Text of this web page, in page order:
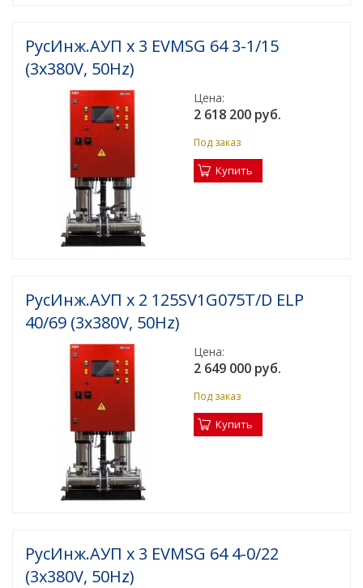
РусИнж.АУП х 3 EVMSG 64 3-1/15
(3x380V, 50Hz)
Цена:
2 618 200 руб.
Под заказ
Купить
РусИнж.АУП х 2 125SV1G075T/D ELP
40/69 (3x380V, 50Hz)
Цена:
2 649 000 руб.
Под заказ
Купить
РусИнж.АУП х 3 EVMSG 64 4-0/22
(3x380V, 50Hz)